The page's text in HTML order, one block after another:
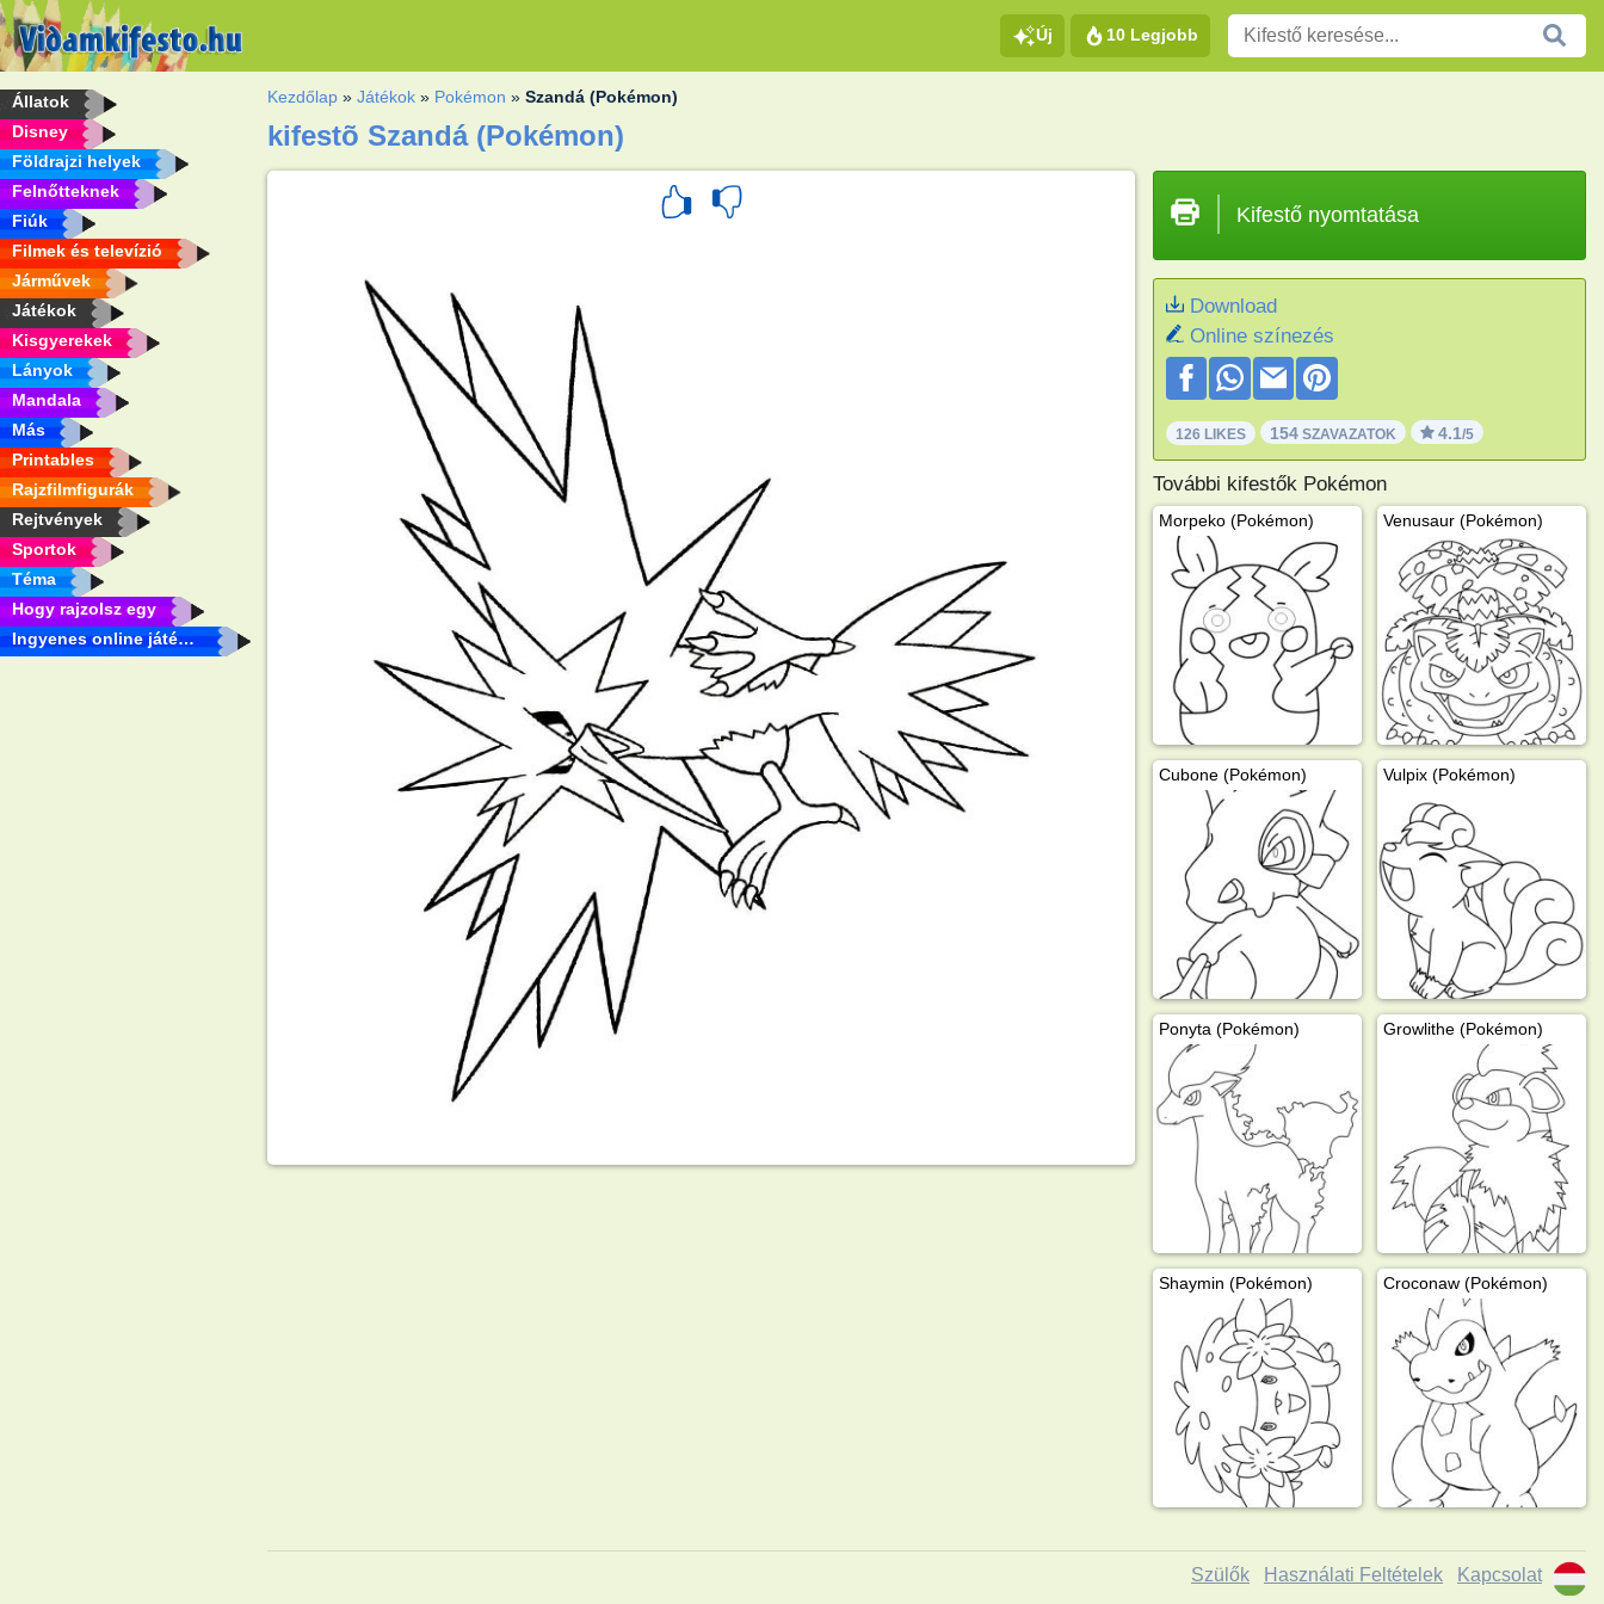
Új 10 Legjobb
Állatok
Disney
Földrajzi helyek
Felnőtteknek
Fiúk
Filmek és televízió
Járművek
Játékok
Kisgyerekek
Lányok
Mandala
Más
Printables
Rajzfilmfigurák
Rejtvények
Sportok
Téma
Hogy rajzolsz egy
Ingyenes online játékok
Kezdőlap »Játékok » Pokémon »Szandá (Pokémon)
kifestõ Szandá (Pokémon)
Kifestő nyomtatása
Download
Online színezés
126 LIKES 154SZAVAZATOK 4.1/5
További kifestők Pokémon
Morpeko (Pokémon) Venusaur (Pokémon)
Cubone (Pokémon) Vulpix (Pokémon)
Ponyta (Pokémon) Growlithe (Pokémon)
Shaymin (Pokémon) Croconaw (Pokémon)
Szülők Használati Feltételek Kapcsolat